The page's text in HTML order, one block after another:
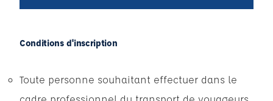
Conditions d'inscription
Toute personne souhaitant effectuer dans le